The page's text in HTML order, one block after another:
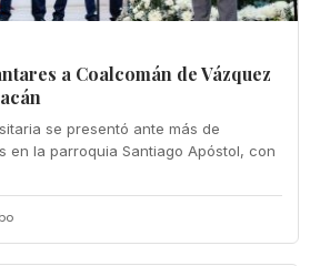
a Coalcomán de Vázquez
se presentó ante más de
en la parroquia Santiago Apóstol, con